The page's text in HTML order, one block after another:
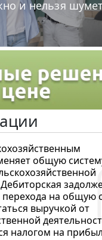
и нельзя
общую
на общую
выручкой от
налогом на